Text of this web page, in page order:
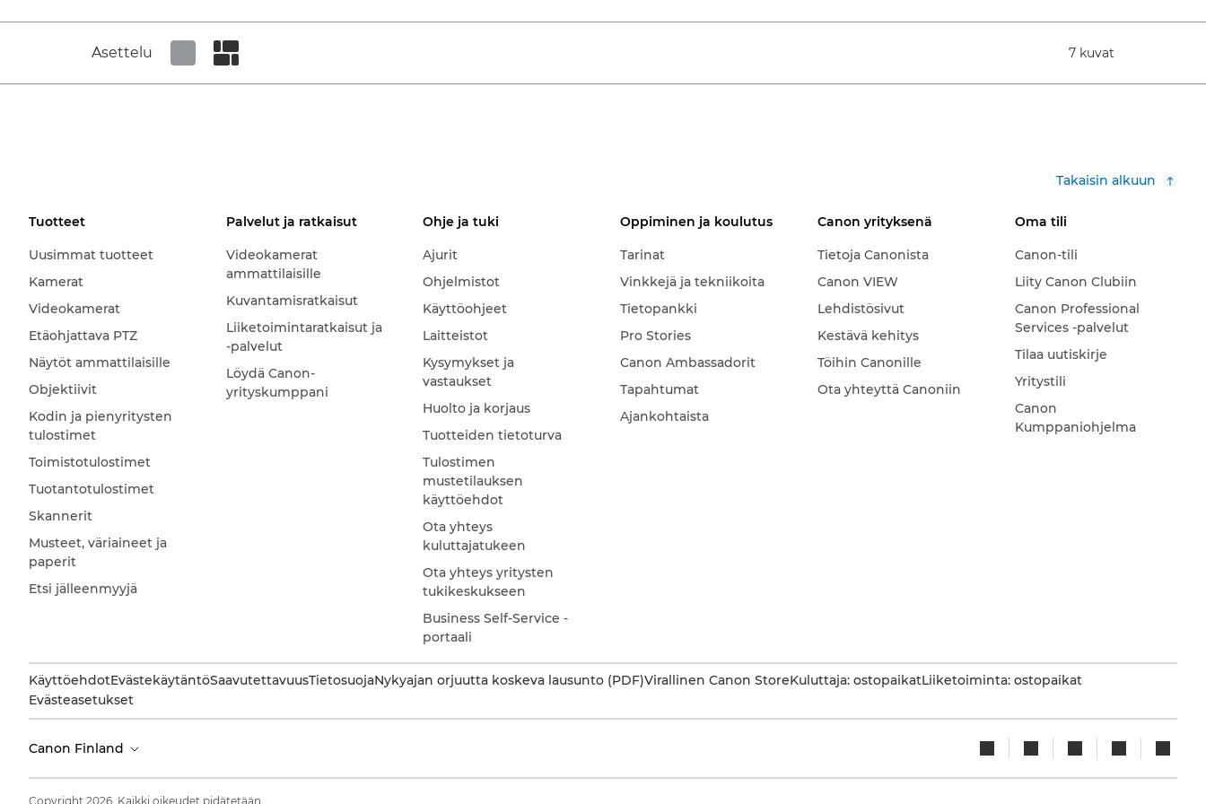
Asettelu 7 kuvat
Takaisin alkuun
Tuotteet
Uusimmat tuotteet
Kamerat
Videokamerat
Etäohjattava PTZ
Näytöt ammattilaisille
Objektiivit
Kodin ja pienyritysten
tulostimet
Toimistotulostimet
Tuotantotulostimet
Skannerit
Musteet, väriaineet ja
paperit
Etsi jälleenmyyjä
Palvelut ja ratkaisut
Videokamerat
ammattilaisille
Kuvantamisratkaisut
Liiketoimintaratkaisut ja
-palvelut
Löydä Canon-
yrityskumppani
Ohje ja tuki
Ajurit
Ohjelmistot
Käyttöohjeet
Laitteistot
Kysymykset ja
vastaukset
Huolto ja korjaus
Tuotteiden tietoturva
Tulostimen
mustetilauksen
käyttöehdot
Ota yhteys
kuluttajatukeen
Ota yhteys yritysten
tukikeskukseen
Business Self-Service -
portaali
Oppiminen ja koulutus
Tarinat
Vinkkejä ja tekniikoita
Tietopankki
Pro Stories
Canon Ambassadorit
Tapahtumat
Ajankohtaista
Canon yrityksenä
Tietoja Canonista
Canon VIEW
Lehdistösivut
Kestävä kehitys
Töihin Canonille
Ota yhteyttä Canoniin
Oma tili
Canon-tili
Liity Canon Clubiin
Canon Professional
Services -palvelut
Tilaa uutiskirje
Yritystili
Canon
Kumppaniohjelma
KäyttöehdotEvästekäytäntöSaavutettavuusTietosuojaNykyajan orjuutta koskeva lausunto (PDF)Virallinen Canon StoreKuluttaja: ostopaikatLiiketoiminta: ostopaikat
Evästeasetukset
Canon Finland
Copyright 2026. Kaikki oikeudet pidätetään.